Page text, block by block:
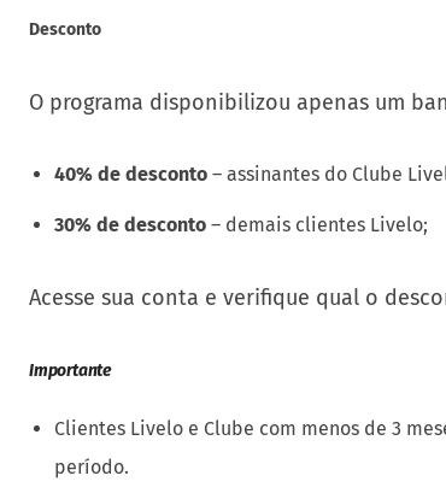
Desconto
O programa disponibilizou apenas um
40% de desconto – assinantes do Clube
30% de desconto – demais clientes Livelo;
Acesse sua conta e verifique qual o
Importante
Clientes Livelo e Clube com menos de 3
período.